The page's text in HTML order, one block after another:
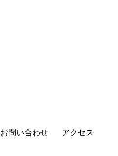
お問い合わせ アクセス